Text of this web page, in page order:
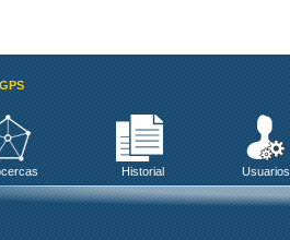
Historial Usuarios